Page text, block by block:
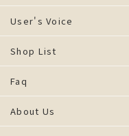
User's Voice
Shop List
Faq
About Us